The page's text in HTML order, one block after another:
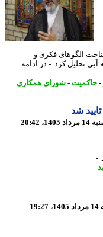
الگوهای فکری و
کرد. - در ادامه
-شورای همکاری
شد